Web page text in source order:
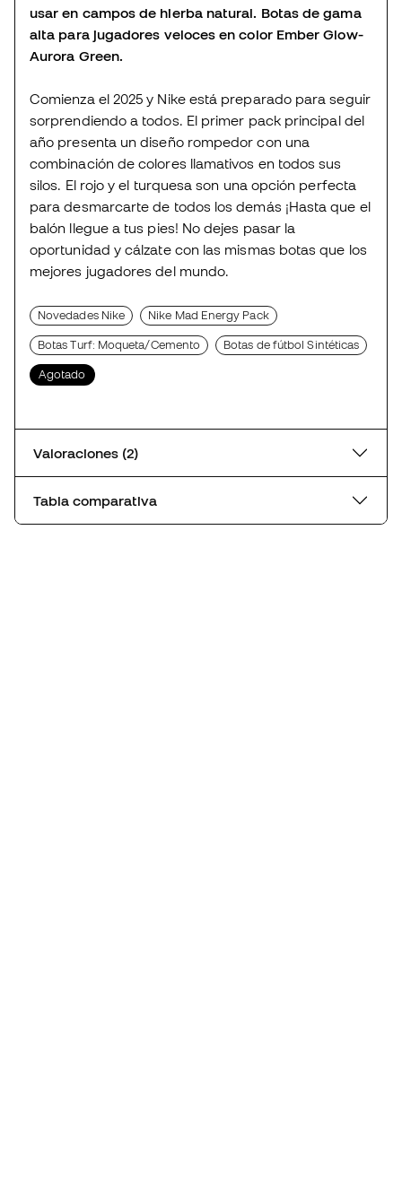
usar en campos de hierba natural. Botas de gama
alta para jugadores veloces en color Ember Glow-
Aurora Green.
Comienza el 2025 y Nike está preparado para seguir
sorprendiendo a todos. El primer pack principal del
año presenta un diseño rompedor con una
combinación de colores llamativos en todos sus
silos. El rojo y el turquesa son una opción perfecta
para desmarcarte de todos los demás ¡Hasta que el
balón llegue a tus pies! No dejes pasar la
oportunidad y cálzate con las mismas botas que los
mejores jugadores del mundo.
Novedades Nike Nike Mad Energy Pack
Botas Turf: Moqueta/Cemento Botas de fútbol Sintéticas
Agotado
Valoraciones (2)
Tabla comparativa